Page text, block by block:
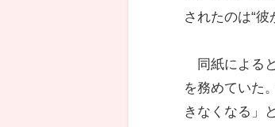
されたのは“彼
同紙による
を務めていた
きなくなる」